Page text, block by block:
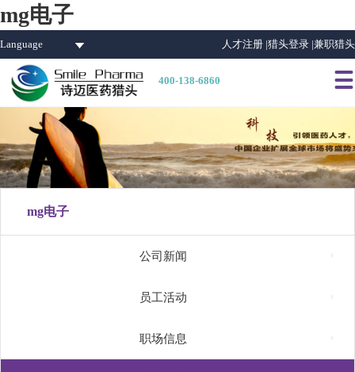
mg电子
Language 人才注册 |猎头登录 |兼职猎头
400-138-6860 
mg电子
公司新闻
员工活动
职场信息